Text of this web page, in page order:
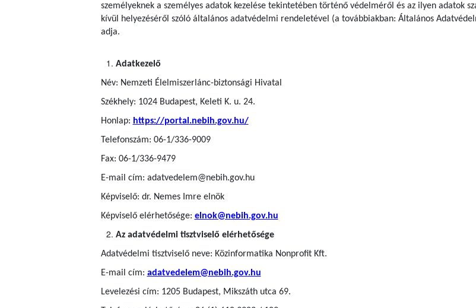
személyeknek a személyes adatok kezelése tekintetében történő védelméről és az ilyen adatok
kívül helyezéséről szóló általános adatvédelmi rendeletével (a továbbiakban: Általános
adja.
Adatkezelő
Név: Nemzeti Élelmiszerlánc-biztonsági Hivatal
Székhely: 1024 Budapest, Keleti K. u. 24.
Honlap: https://portal.nebih.gov.hu/
Telefonszám: 06-1/336-9009
Fax: 06-1/336-9479
E-mail cím: adatvedelem@nebih.gov.hu
Képviselő: dr. Nemes Imre elnök
Képviselő elérhetősége: elnok@nebih.gov.hu
Az adatvédelmi tisztviselő elérhetősége
Adatvédelmi tisztviselő neve: Közinformatika Nonprofit Kft.
E-mail cím: adatvedelem@nebih.gov.hu
Levelezési cím: 1205 Budapest, Mikszáth utca 69.